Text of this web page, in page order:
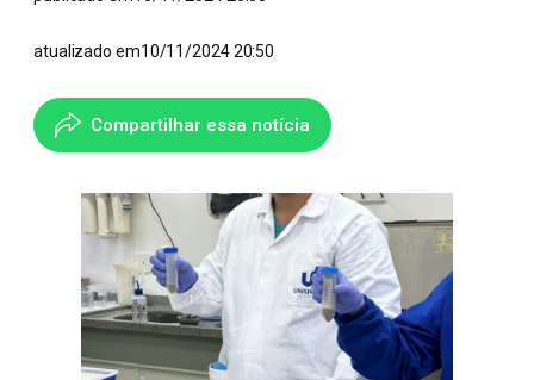
atualizado em10/11/2024 20:50
Compartilhar essa notícia